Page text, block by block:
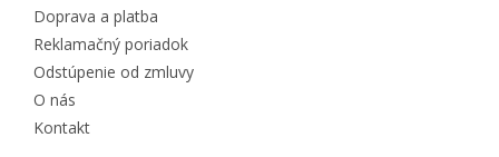
Doprava a platba
Reklamačný poriadok
Odstúpenie od zmluvy
O nás
Kontakt